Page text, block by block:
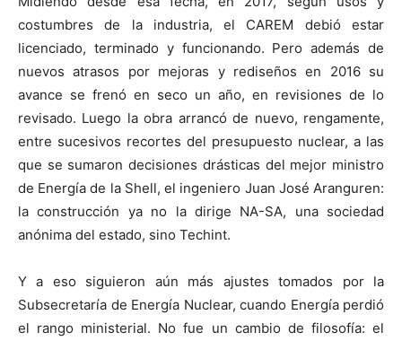
costumbres de la industria, el CAREM debió estar
licenciado, terminado y funcionando. Pero además de
nuevos atrasos por mejoras y rediseños en 2016 su
avance se frenó en seco un año, en revisiones de lo
revisado. Luego la obra arrancó de nuevo, rengamente,
entre sucesivos recortes del presupuesto nuclear, a las
que se sumaron decisiones drásticas del mejor ministro
de Energía de la Shell, el ingeniero Juan José Aranguren:
la construcción ya no la dirige NA-SA, una sociedad
anónima del estado, sino Techint.
Y a eso siguieron aún más ajustes tomados por la
Subsecretaría de Energía Nuclear, cuando Energía perdió
el rango ministerial. No fue un cambio de filosofía: el